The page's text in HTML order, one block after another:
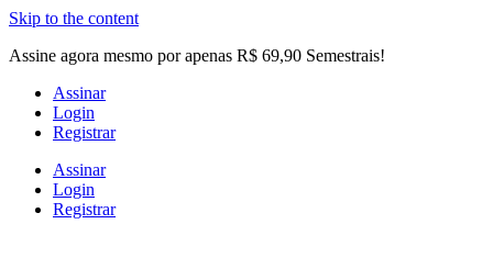
Skip to the content
Assine agora mesmo por apenas R$ 69,90 Semestrais!
Assinar
Login
Registrar
Assinar
Login
Registrar